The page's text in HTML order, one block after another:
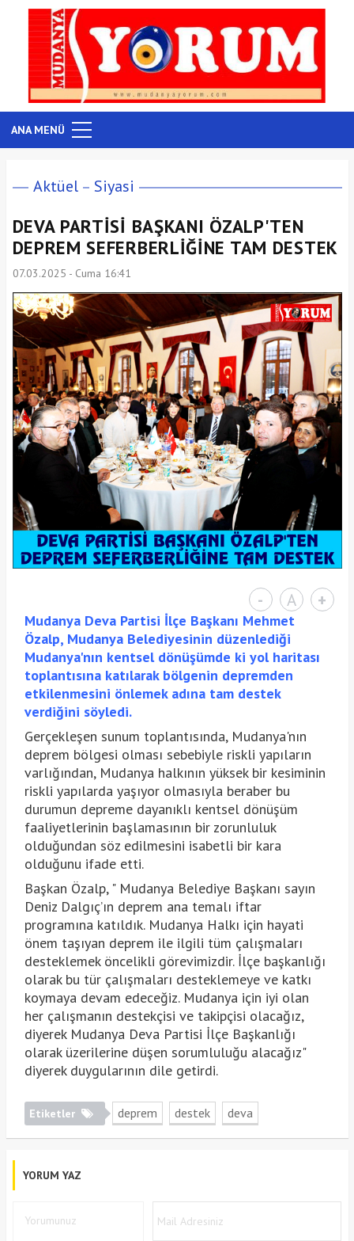
ANA MENÜ
Aktüel Siyasi
DEVA PARTİSİ BAŞKANI ÖZALP'TEN
DEPREM SEFERBERLİĞİNE TAM DESTEK
07.03.2025 - Cuma 16:41
- A +
Mudanya Deva Partisi İlçe Başkanı Mehmet
Özalp, Mudanya Belediyesinin düzenlediği
Mudanya'nın kentsel dönüşümde ki yol haritası
toplantısına katılarak bölgenin depremden
etkilenmesini önlemek adına tam destek
verdiğini söyledi.
Gerçekleşen sunum toplantısında, Mudanya'nın
deprem bölgesi olması sebebiyle riskli yapıların
varlığından, Mudanya halkının yüksek bir kesiminin
riskli yapılarda yaşıyor olmasıyla beraber bu
durumun depreme dayanıklı kentsel dönüşüm
faaliyetlerinin başlamasının bir zorunluluk
olduğundan söz edilmesini isabetli bir kara
olduğunu ifade etti.
Başkan Özalp, " Mudanya Belediye Başkanı sayın
Deniz Dalgıç’ın deprem ana temalı iftar
programına katıldık. Mudanya Halkı için hayati
önem taşıyan deprem ile ilgili tüm çalışmaları
desteklemek öncelikli görevimizdir. İlçe başkanlığı
olarak bu tür çalışmaları desteklemeye ve katkı
koymaya devam edeceğiz. Mudanya için iyi olan
her çalışmanın destekçisi ve takipçisi olacağız,
diyerek Mudanya Deva Partisi İlçe Başkanlığı
olarak üzerilerine düşen sorumluluğu alacağız"
diyerek duygularının dile getirdi.
Etiketler deprem destek deva
YORUM YAZ